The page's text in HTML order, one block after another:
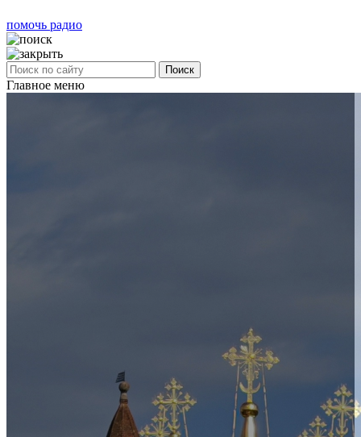
помочь радио
Поиск
Главное меню